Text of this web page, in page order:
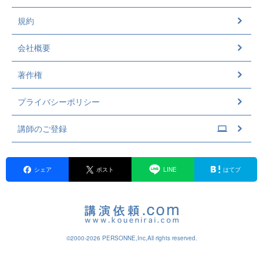
規約
会社概要
著作権
プライバシーポリシー
講師のご登録
シェア ポスト LINE はてブ
©2000-2026 PERSONNE,Inc,All rights reserved.